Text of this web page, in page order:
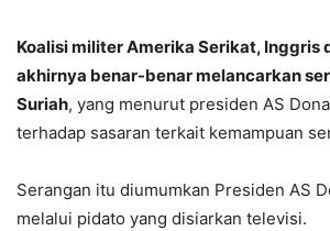
Koalisi militer Amerika Serikat, Inggris
akhirnya benar-benar melancarkan
Suriah, yang menurut presiden AS
terhadap sasaran terkait kemampuan
Serangan itu diumumkan Presiden AS
melalui pidato yang disiarkan televisi.